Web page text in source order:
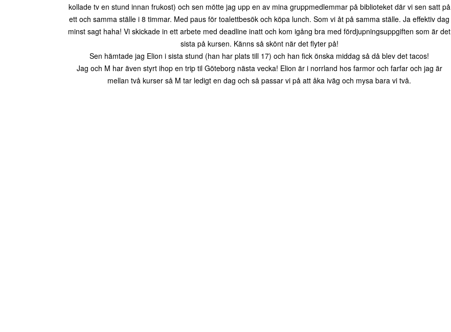
kollade tv en stund innan frukost) och sen mötte jag upp en av mina gruppmedlemmar på biblioteket där vi sen satt på
ett och samma ställe i 8 timmar. Med paus för toalettbesök och köpa lunch. Som vi åt på samma ställe. Ja effektiv dag
minst sagt haha! Vi skickade in ett arbete med deadline inatt och kom igång bra med fördjupningsuppgiften som är det
sista på kursen. Känns så skönt när det flyter på!
Sen hämtade jag Elion i sista stund (han har plats till 17) och han fick önska middag så då blev det tacos!
Jag och M har även styrt ihop en trip til Göteborg nästa vecka! Elion är i norrland hos farmor och farfar och jag är
mellan två kurser så M tar ledigt en dag och så passar vi på att åka iväg och mysa bara vi två.